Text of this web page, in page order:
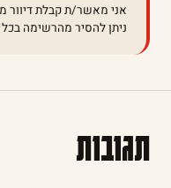
אני מאשר/ת קבלת דיוור
ניתן להסיר מהרשימה
תגובות